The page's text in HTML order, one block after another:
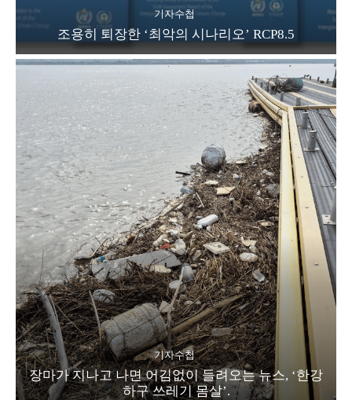
기자수첩
조용히 퇴장한 ‘최악의 시나리오’ RCP8.5
기자수첩
장마가 지나고 나면 어김없이 들려오는 뉴스, ‘한강
하구 쓰레기 몸살’.